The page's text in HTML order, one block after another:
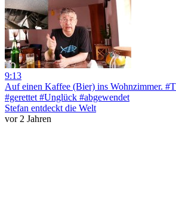
9:13
Auf einen Kaffee (Bier) ins Wohnzimmer.
#gerettet #Unglück #abgewendet
Stefan entdeckt die Welt
vor 2 Jahren